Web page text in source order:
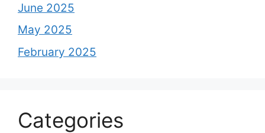
June 2025
May 2025
February 2025
Categories